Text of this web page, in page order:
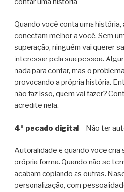
contar uma história
Quando você conta uma história,
conectam melhor a você. Sem
superação, ninguém vai querer
interessar pela sua pessoa.
nada para contar, mas o
provocando a própria história.
não faz isso, quem vai fazer?
acredite nela.
4º pecado digital– Não ter
Autoralidade é quando você cria
própria forma. Quando não se
acabam copiando as outras.
personalização, com